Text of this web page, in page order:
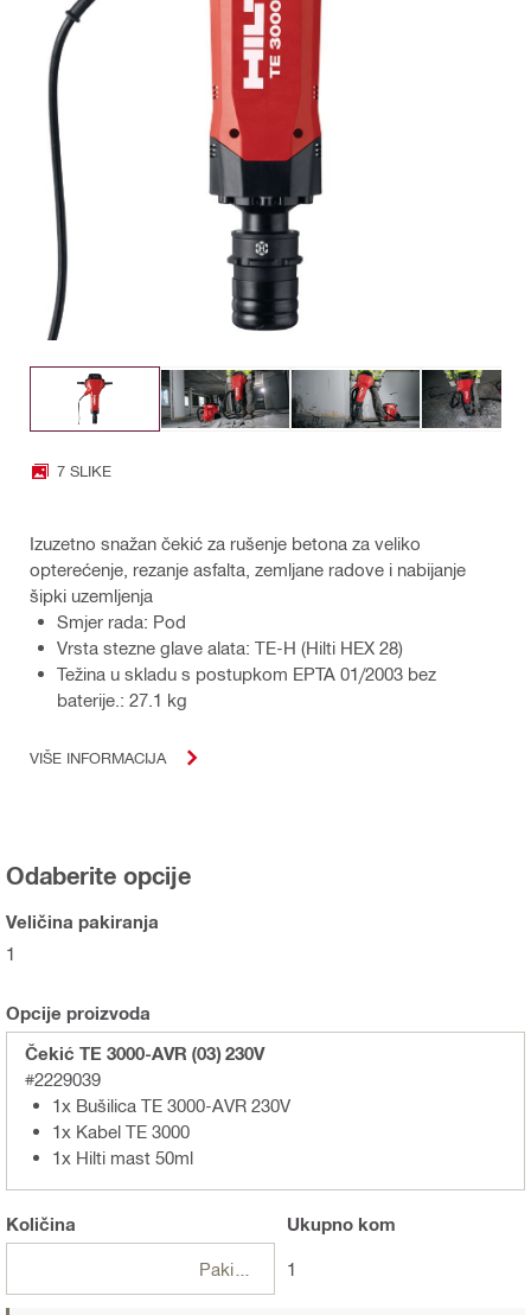
7 SLIKE
Izuzetno snažan čekić za rušenje betona za veliko
opterećenje, rezanje asfalta, zemljane radove i nabijanje
šipki uzemljenja
Smjer rada: Pod
Vrsta stezne glave alata: TE-H (Hilti HEX 28)
Težina u skladu s postupkom EPTA 01/2003 bez
baterije.: 27.1 kg
VIŠE INFORMACIJA
Odaberite opcije
Veličina pakiranja
1
Opcije proizvoda
Čekić TE 3000-AVR (03) 230V
#2229039
1x Bušilica TE 3000-AVR 230V
1x Kabel TE 3000
1x Hilti mast 50ml
Količina Ukupnokom
1